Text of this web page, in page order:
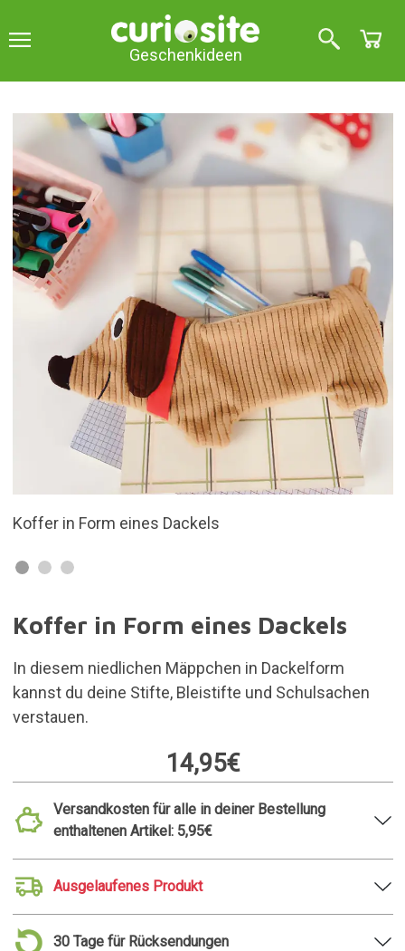
Geschenkideen
Hergestellt aus Polyester
Koffer in Form eines Dackels
In diesem niedlichen Mäppchen in Dackelform
kannst du deine Stifte, Bleistifte und Schulsachen
verstauen.
14,95€
Versandkosten für alle in deiner Bestellung
enthaltenen Artikel: 5,95€
Ausgelaufenes Produkt
30 Tage für Rücksendungen